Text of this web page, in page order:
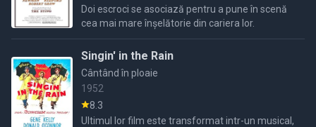
Doi escroci se asociază pentru a pune în scenă
cea mai mare înșelătorie din cariera lor.
Singin' in the Rain
Cântând în ploaie
1952
8.3
Ultimul lor film este transformat intr-un musical,